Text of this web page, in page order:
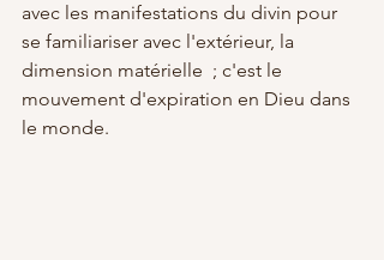
avec les manifestations du divin pour
se familiariser avec l'extérieur, la
dimension matérielle  ; c'est le
mouvement d'expiration en Dieu dans
le monde.